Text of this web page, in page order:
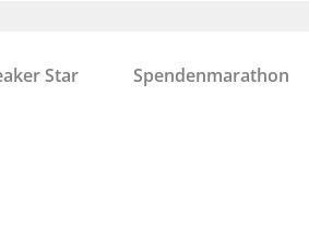
Star Spendenmarathon